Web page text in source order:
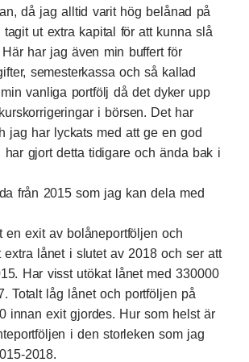
då jag alltid varit hög belånad på
tagit ut extra kapital för att kunna slå
Här har jag även min buffert för
semesterkassa och så kallad
min vanliga portfölj då det dyker upp
i börsen. Det har
jag har lyckats med att ge en god
har gjort detta tidigare och ända bak i
från 2015 som jag kan dela med
enexit av bolåneportföljen och
extra lånet i slutet av 2018 och ser att
Har visst utökat lånet med 330000
Totalt låg lånet och portföljen på
innan exit gjordes. Hur som helst är
i den storleken som jag
2018.